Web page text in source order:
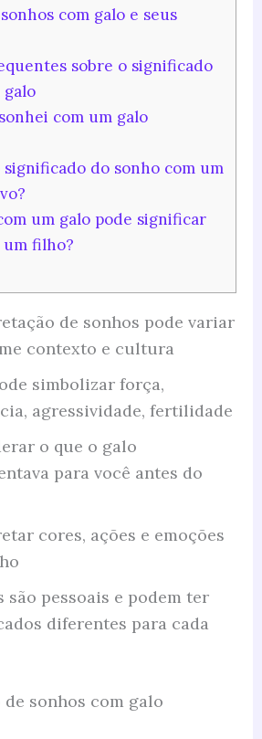
com galo e seus
sobre o significado
galo
com um galo
significado do sonho com um
um galo pode significar
filho?
de sonhos pode variar
contexto e cultura
simbolizar força,
agressividade, fertilidade
o que o galo
para você antes do
cores, ações e emoções
são pessoais e podem ter
diferentes para cada
sonhos com galo